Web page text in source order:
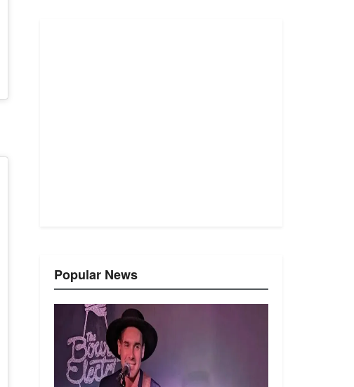
Popular News